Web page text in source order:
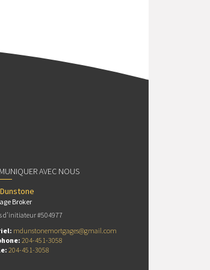
AVEC NOUS
Broker
d’initiateur #504977
mdunstonemortgages@gmail.com
204-451-3058
204-451-3058